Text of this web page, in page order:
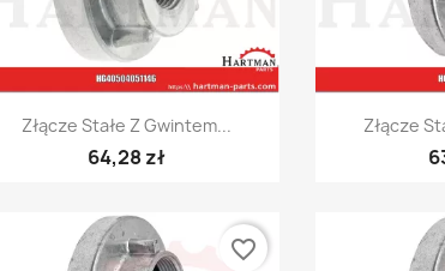
Szybki podgląd
Złącze Stałe Z Gwintem...
64,28 zł

Złącze
favorite_border